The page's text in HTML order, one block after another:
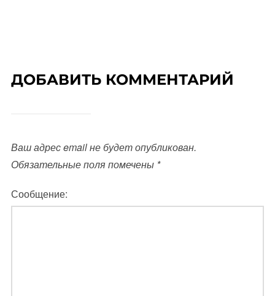
ДОБАВИТЬ КОММЕНТАРИЙ
Ваш адрес email не будет опубликован.
Обязательные поля помечены *
Сообщение: